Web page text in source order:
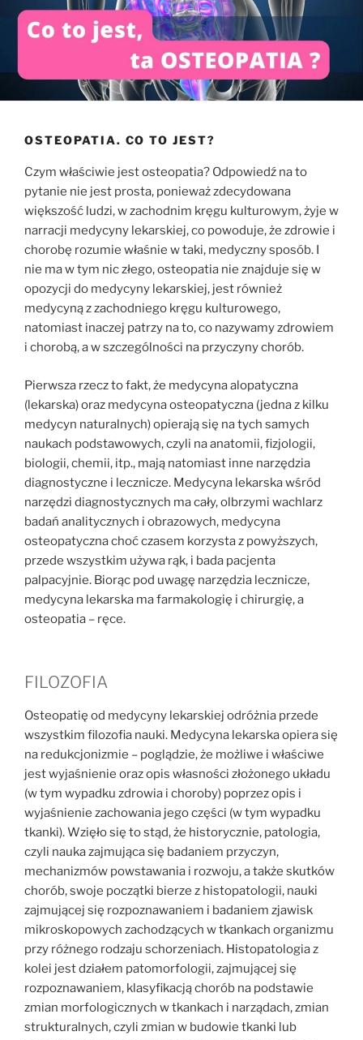
OSTEOPATIA. CO TO JEST?
Czym właściwie jest osteopatia? Odpowiedź na to
pytanie nie jest prosta, ponieważ zdecydowana
większość ludzi, w zachodnim kręgu kulturowym, żyje w
narracji medycyny lekarskiej, co powoduje, że zdrowie i
chorobę rozumie właśnie w taki, medyczny sposób. I
nie ma w tym nic złego, osteopatia nie znajduje się w
opozycji do medycyny lekarskiej, jest również
medycyną z zachodniego kręgu kulturowego,
natomiast inaczej patrzy na to, co nazywamy zdrowiem
i chorobą, a w szczególności na przyczyny chorób.
Pierwsza rzecz to fakt, że medycyna alopatyczna
(lekarska) oraz medycyna osteopatyczna (jedna z kilku
medycyn naturalnych) opierają się na tych samych
naukach podstawowych, czyli na anatomii, fizjologii,
biologii, chemii, itp., mają natomiast inne narzędzia
diagnostyczne i lecznicze. Medycyna lekarska wśród
narzędzi diagnostycznych ma cały, olbrzymi wachlarz
badań analitycznych i obrazowych, medycyna
osteopatyczna choć czasem korzysta z powyższych,
przede wszystkim używa rąk, i bada pacjenta
palpacyjnie. Biorąc pod uwagę narzędzia lecznicze,
medycyna lekarska ma farmakologię i chirurgię, a
osteopatia – ręce.
FILOZOFIA
Osteopatię od medycyny lekarskiej odróżnia przede
wszystkim filozofia nauki. Medycyna lekarska opiera się
na redukcjonizmie – poglądzie, że możliwe i właściwe
jest wyjaśnienie oraz opis własności złożonego układu
(w tym wypadku zdrowia i choroby) poprzez opis i
wyjaśnienie zachowania jego części (w tym wypadku
tkanki). Wzięło się to stąd, że historycznie, patologia,
czyli nauka zajmująca się badaniem przyczyn,
mechanizmów powstawania i rozwoju, a także skutków
chorób, swoje początki bierze z histopatologii, nauki
zajmującej się rozpoznawaniem i badaniem zjawisk
mikroskopowych zachodzących w tkankach organizmu
przy różnego rodzaju schorzeniach. Histopatologia z
kolei jest działem patomorfologii, zajmującej się
rozpoznawaniem, klasyfikacją chorób na podstawie
zmian morfologicznych w tkankach i narządach, zmian
strukturalnych, czyli zmian w budowie tkanki lub